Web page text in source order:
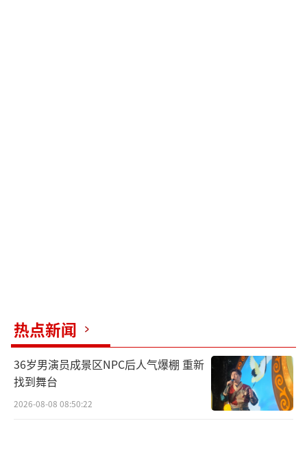
热点新闻
36岁男演员成景区NPC后人气爆棚 重新
找到舞台
2026-08-08 08:50:22